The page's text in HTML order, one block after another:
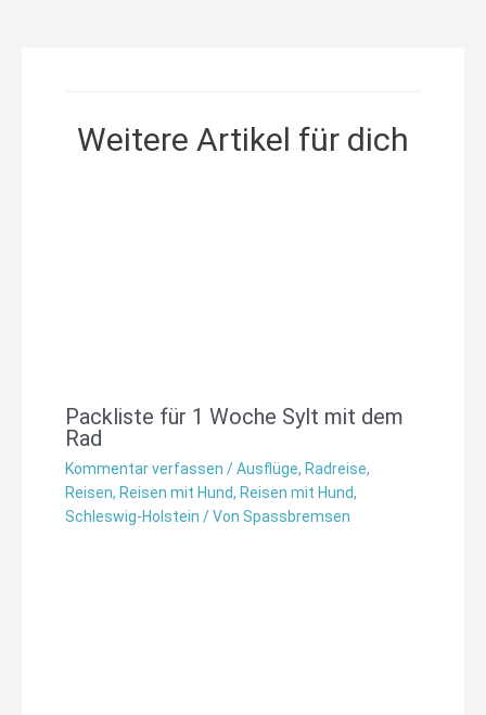
Weitere Artikel für dich
Packliste für 1 Woche Sylt mit dem
Rad
Kommentar verfassen /Ausflüge, Radreise,
Reisen, Reisen mit Hund, Reisen mit Hund,
Schleswig-Holstein / Von Spassbremsen